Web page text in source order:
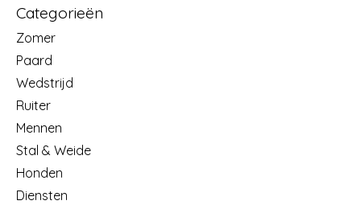
Categorieën
Zomer
Paard
Wedstrijd
Ruiter
Mennen
Stal & Weide
Honden
Diensten